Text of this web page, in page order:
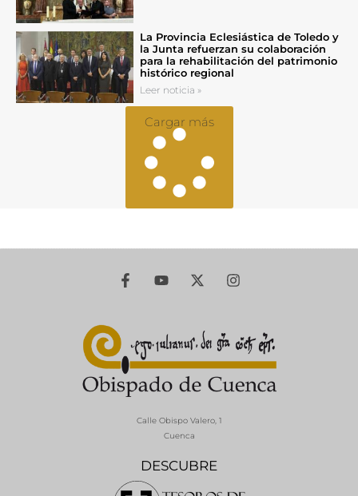
La Provincia Eclesiástica de Toledo y
la Junta refuerzan su colaboración
para la rehabilitación del patrimonio
histórico regional
Leer noticia »
Cargar más
DESCUBRE
Calle Obispo Valero, 1
Cuenca